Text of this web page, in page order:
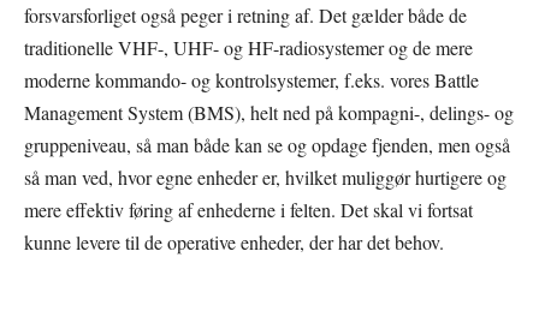
forsvarsforliget også peger i retning af. Det gælder både de
traditionelle VHF-, UHF- og HF-radiosystemer og de mere
moderne kommando- og kontrolsystemer, f.eks. vores Battle
Management System (BMS), helt ned på kompagni-, delings- og
gruppeniveau, så man både kan se og opdage fjenden, men også
så man ved, hvor egne enheder er, hvilket muliggør hurtigere og
mere effektiv føring af enhederne i felten. Det skal vi fortsat
kunne levere til de operative enheder, der har det behov.